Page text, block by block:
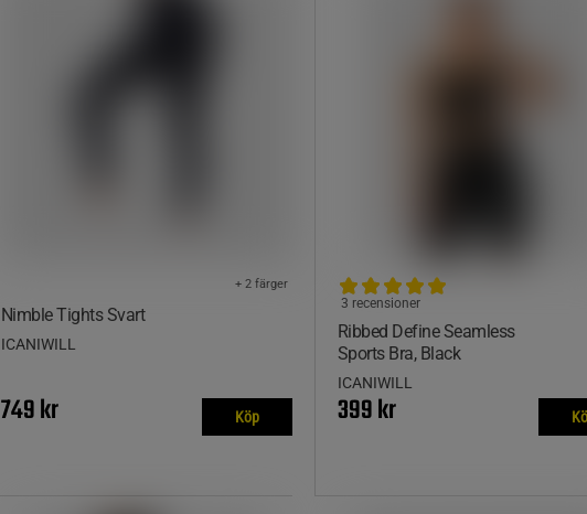
Nimble Tights Svart
+ 2 färger
ICANIWILL
749 kr Köp
Ribbed Define Seamless
Sports Bra, Black
3 recensioner
ICANIWILL
399 kr